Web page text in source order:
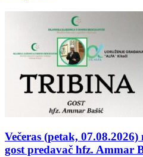
Večeras (petak,
gost predavač hfz. Ammar